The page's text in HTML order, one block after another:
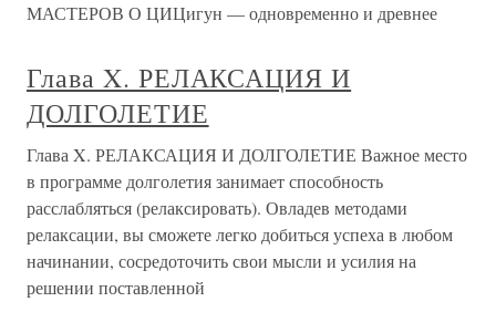
МАСТЕРОВ О ЦИЦигун — одновременно и древнее
Глава X. РЕЛАКСАЦИЯ И
ДОЛГОЛЕТИЕ
Глава X. РЕЛАКСАЦИЯ И ДОЛГОЛЕТИЕ Важное место
в программе долголетия занимает способность
расслабляться (релаксировать). Овладев методами
релаксации, вы сможете легко добиться успеха в любом
начинании, сосредоточить свои мысли и усилия на
решении поставленной